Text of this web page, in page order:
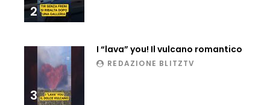
2
3
I “lava” you! Il vulcano romantico
REDAZIONE BLITZTV